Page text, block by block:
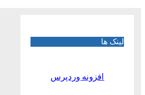
لینک ها
افزونه وردپرس